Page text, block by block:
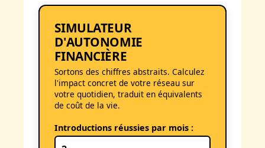
SIMULATEUR
D'AUTONOMIE
FINANCIÈRE
Sortons des chiffres abstraits. Calculez
l'impact concret de votre réseau sur
votre quotidien, traduit en équivalents
de coût de la vie.
Introductions réussies par mois :